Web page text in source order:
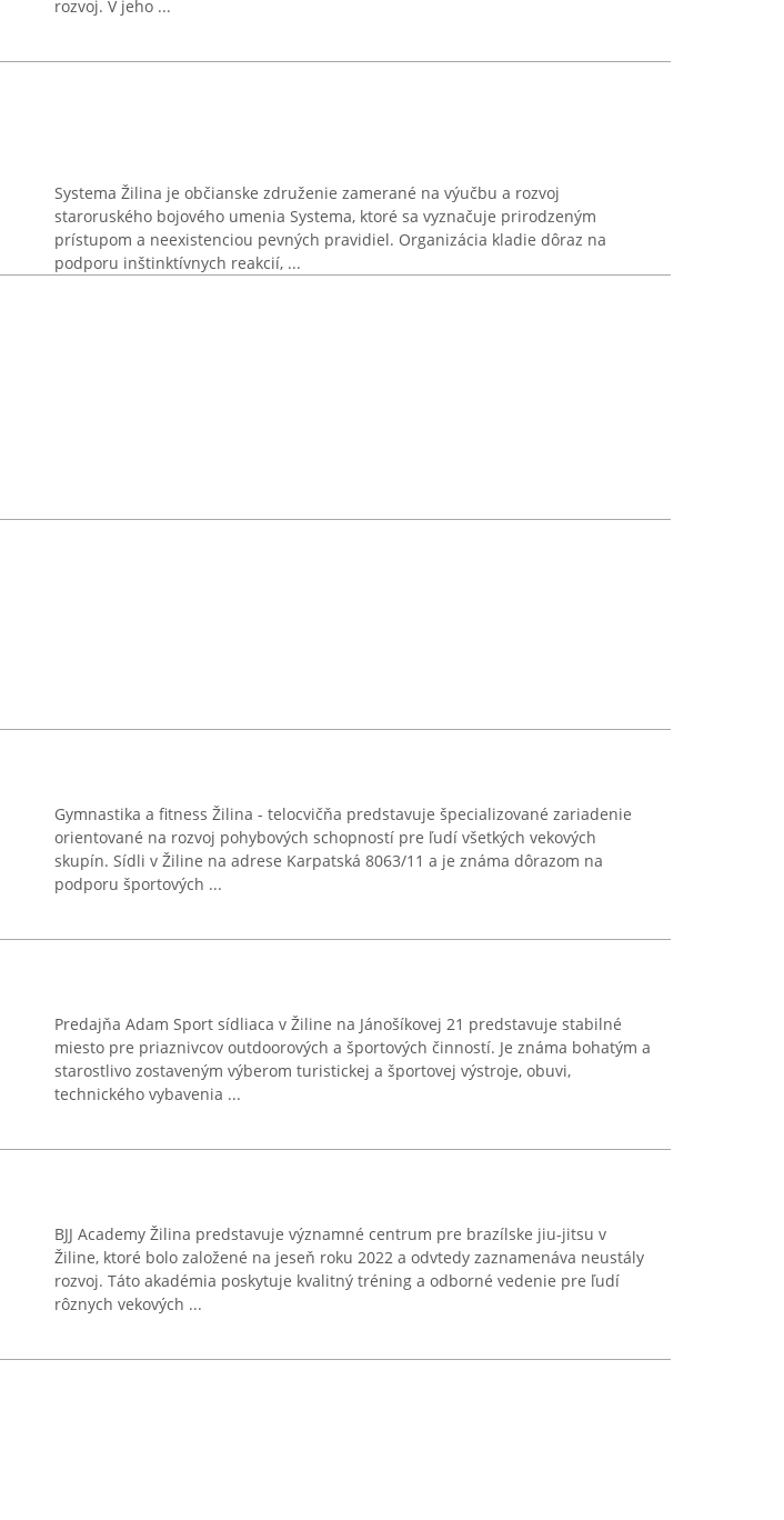
rozvoj. V jeho ...
Systema Žilina je občianske združenie zamerané na výučbu a rozvoj
staroruského bojového umenia Systema, ktoré sa vyznačuje prirodzeným
prístupom a neexistenciou pevných pravidiel. Organizácia kladie dôraz na
podporu inštinktívnych reakcií, ...
Gymnastika a fitness Žilina - telocvičňa predstavuje špecializované zariadenie
orientované na rozvoj pohybových schopností pre ľudí všetkých vekových
skupín. Sídli v Žiline na adrese Karpatská 8063/11 a je známa dôrazom na
podporu športových ...
Predajňa Adam Sport sídliaca v Žiline na Jánošíkovej 21 predstavuje stabilné
miesto pre priaznivcov outdoorových a športových činností. Je známa bohatým a
starostlivo zostaveným výberom turistickej a športovej výstroje, obuvi,
technického vybavenia ...
BJJ Academy Žilina predstavuje významné centrum pre brazílske jiu-jitsu v
Žiline, ktoré bolo založené na jeseň roku 2022 a odvtedy zaznamenáva neustály
rozvoj. Táto akadémia poskytuje kvalitný tréning a odborné vedenie pre ľudí
rôznych vekových ...